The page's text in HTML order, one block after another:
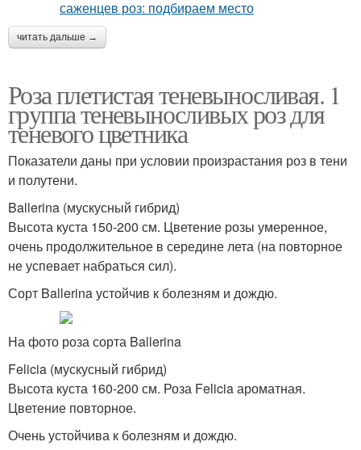
читать дальше →
Роза плетистая теневыносливая. 1
группа теневыносливых роз для
теневого цветника
Показатели даны при условии произрастания роз в тени
и полутени.
Ballerina (мускусный гибрид)
Высота куста 150-200 см. Цветение розы умеренное,
очень продолжительное в середине лета (на повторное
не успевает набраться сил).
Сорт Ballerina устойчив к болезням и дождю.
На фото роза сорта Ballerina
Felicia (мускусный гибрид)
Высота куста 160-200 см. Роза Felicia ароматная.
Цветение повторное.
Очень устойчива к болезням и дождю.